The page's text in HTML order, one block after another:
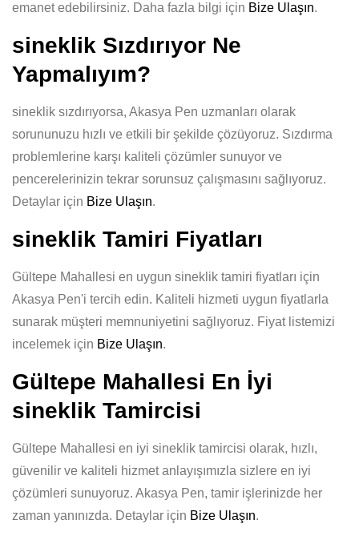
emanet edebilirsiniz. Daha fazla bilgi için Bize Ulaşın.
sineklik Sızdırıyor Ne
Yapmalıyım?
sineklik sızdırıyorsa, Akasya Pen uzmanları olarak
sorununuzu hızlı ve etkili bir şekilde çözüyoruz. Sızdırma
problemlerine karşı kaliteli çözümler sunuyor ve
pencerelerinizin tekrar sorunsuz çalışmasını sağlıyoruz.
Detaylar için Bize Ulaşın.
sineklik Tamiri Fiyatları
Gültepe Mahallesi en uygun sineklik tamiri fiyatları için
Akasya Pen'i tercih edin. Kaliteli hizmeti uygun fiyatlarla
sunarak müşteri memnuniyetini sağlıyoruz. Fiyat listemizi
incelemek için Bize Ulaşın.
Gültepe Mahallesi En İyi
sineklik Tamircisi
Gültepe Mahallesi en iyi sineklik tamircisi olarak, hızlı,
güvenilir ve kaliteli hizmet anlayışımızla sizlere en iyi
çözümleri sunuyoruz. Akasya Pen, tamir işlerinizde her
zaman yanınızda. Detaylar için Bize Ulaşın.